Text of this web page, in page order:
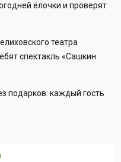
ёлочки и проверят
театра
спектакль «Сашкин
подарков: каждый гость